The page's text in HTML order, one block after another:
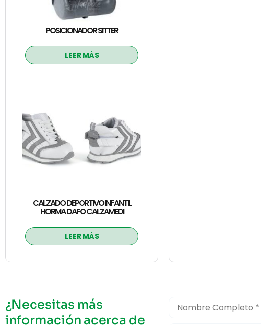
POSICIONADOR SITTER
LEER MÁS
CALZADO DEPORTIVO INFANTIL
HORMA DAFO CALZAMEDI
LEER MÁS
¿Necesitas más
información acerca de